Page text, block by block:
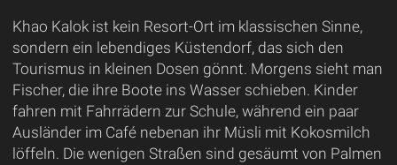
Khao Kalok ist kein Resort-Ort im klassischen Sinne,
sondern ein lebendiges Küstendorf, das sich den
Tourismus in kleinen Dosen gönnt. Morgens sieht man
Fischer, die ihre Boote ins Wasser schieben. Kinder
fahren mit Fahrrädern zur Schule, während ein paar
Ausländer im Café nebenan ihr Müsli mit Kokosmilch
löffeln. Die wenigen Straßen sind gesäumt von Palmen